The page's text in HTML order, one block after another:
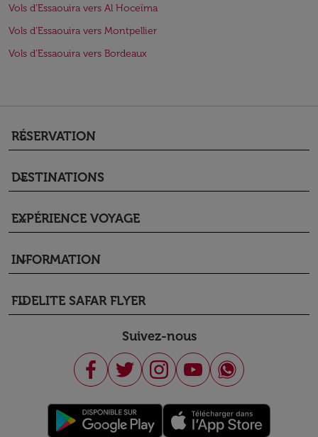
Vols d'Essaouira vers Al Hoceïma
Vols d'Essaouira vers Montpellier
Vols d'Essaouira vers Bordeaux
RÉSERVATION
keyboard_arrow_down
DESTINATIONS
keyboard_arrow_down
EXPÉRIENCE VOYAGE
keyboard_arrow_down
INFORMATION
keyboard_arrow_down
FIDELITE SAFAR FLYER
keyboard_arrow_down
Suivez-nous